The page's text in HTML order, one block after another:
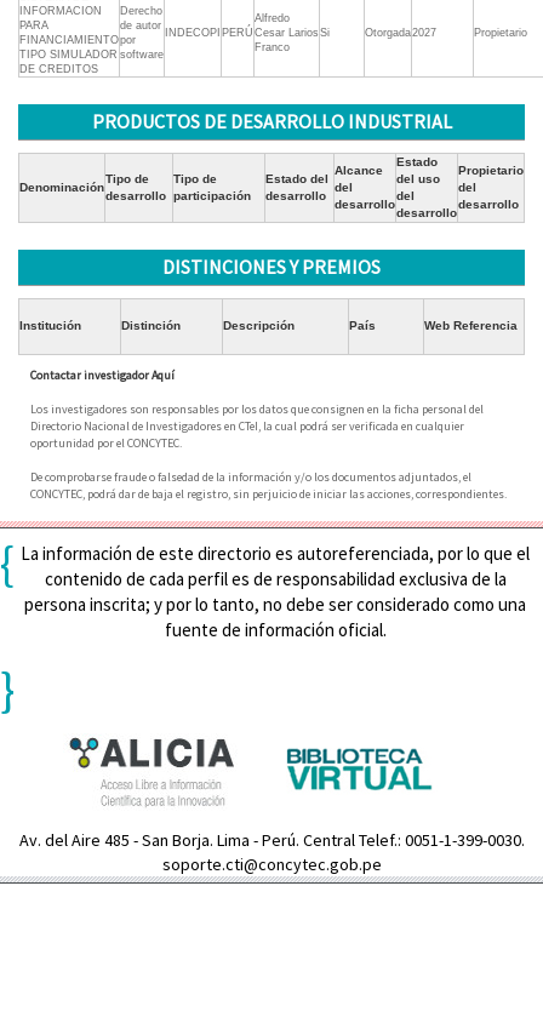
INFORMACION
PARA
FINANCIAMIENTO
TIPO SIMULADOR
DE CREDITOS
Derecho
de autor
por
software
INDECOPI PERÚ
Alfredo
Cesar Larios
Franco
Si Otorgada2027 Propietario
PRODUCTOS DE DESARROLLO INDUSTRIAL
Denominación
Tipo de
desarrollo
Tipo de
participación
Estado del
desarrollo
Alcance
del
desarrollo
Estado
del uso
del
desarrollo
Propietario
del
desarrollo
DISTINCIONES Y PREMIOS
Institución Distinción Descripción País Web Referencia
Contactar investigador Aquí
Los investigadores son responsables por los datos que consignen en la ficha personal del
Directorio Nacional de Investigadores en CTeI, la cual podrá ser verificada en cualquier
oportunidad por el CONCYTEC.
De comprobarse fraude o falsedad de la información y/o los documentos adjuntados, el
CONCYTEC, podrá dar de baja el registro, sin perjuicio de iniciar las acciones, correspondientes.
{ La información de este directorio es autoreferenciada, por lo que el
contenido de cada perfil es de responsabilidad exclusiva de la
persona inscrita; y por lo tanto, no debe ser considerado como una
fuente de información oficial.
}
Av. del Aire 485 - San Borja. Lima - Perú. Central Telef.: 0051-1-399-0030.
soporte.cti@concytec.gob.pe